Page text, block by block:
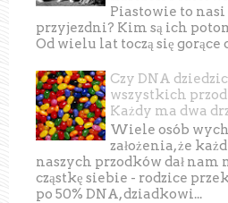
Piastowie to nasi
przyjezdni? Kim są ich
Od wielu lat toczą się gorące
Czy DNA
wszystkich
Każdy ma dwa
Wiele osób
założenia, że
naszych przodków dał nam
cząstkę siebie - rodzice
po 50% DNA, dziadkowi...